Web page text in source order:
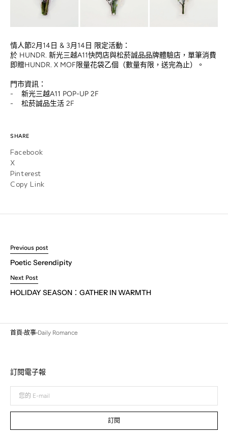
情人節2月14日 & 3月14日 限定活動：
於 HUNDR. 新光三越A11快閃店與松菸誠品品牌體驗店，單筆消費
即贈HUNDR. X MOF限量花袋乙個（數量有限，送完為止）。
門市資訊：
- 新光三越A11 POP-UP 2F
- 松菸誠品生活 2F
SHARE
Facebook
X
Pinterest
Copy Link
Previous post
Poetic Serendipity
Next Post
HOLIDAY SEASON：GATHER IN WARMTH
首頁 故事 Daily Romance
訂閱電子報
E-
訂閱